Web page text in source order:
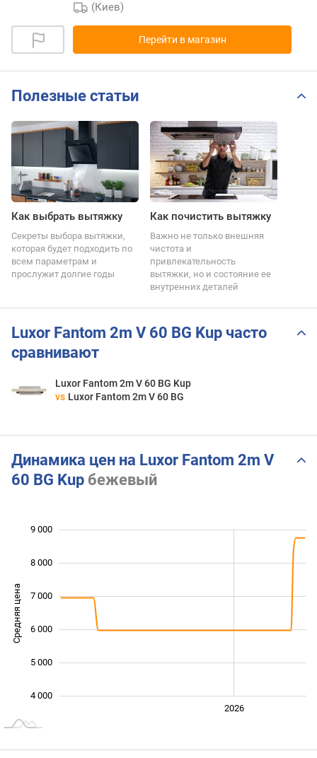
(Киев)
Перейти в магазин
Полезные статьи
Как выбрать вытяжку
Секреты выбора вытяжки,
которая будет подходить по
всем параметрам и
прослужит долгие годы
Как почистить вытяжку
Важно не только внешняя
чистота и
привлекательность
вытяжки, но и состояние ее
внутренних деталей
Luxor Fantom 2m V 60 BG Kup часто
сравнивают
Luxor Fantom 2m V 60 BG Kup
vs Luxor Fantom 2m V 60 BG
Динамика цен на Luxor Fantom 2m V
60 BG Kup бежевый
Средняя цена
4 000
5 000
6 000
7 000
8 000
9 000
2026